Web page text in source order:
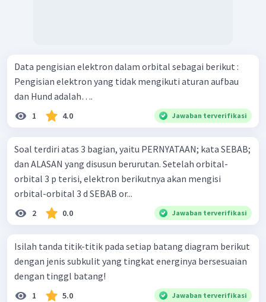
Data pengisian elektron dalam orbital sebagai berikut :
Pengisian elektron yang tidak mengikuti aturan aufbau
dan Hund adalah….
1 4.0 Jawaban terverifikasi
Soal terdiri atas 3 bagian, yaitu PERNYATAAN; kata SEBAB;
dan ALASAN yang disusun berurutan. Setelah orbital-
orbital 3 p terisi, elektron berikutnya akan mengisi
orbital-orbital 3 d SEBAB or...
2 0.0 Jawaban terverifikasi
Isilah tanda titik-titik pada setiap batang diagram berikut
dengan jenis subkulit yang tingkat energinya bersesuaian
dengan tinggl batang!
1 5.0 Jawaban terverifikasi